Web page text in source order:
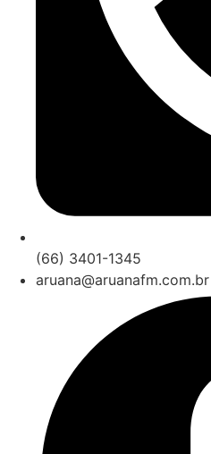
(66) 3401-1345
aruana@aruanafm.com.br